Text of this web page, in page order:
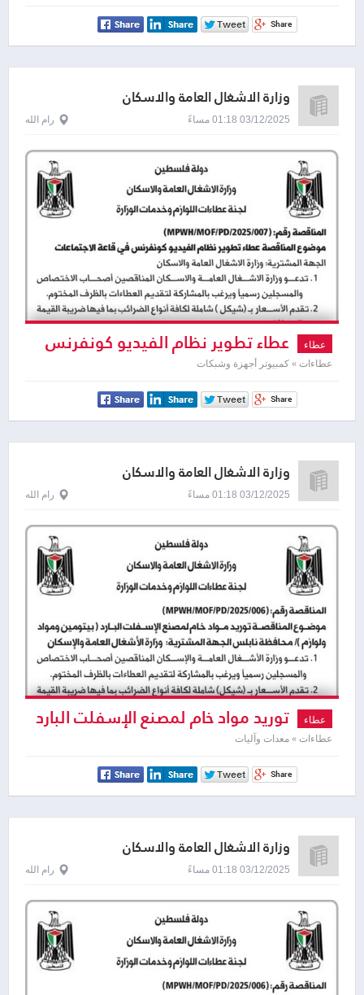
وزارة الاشغال العامة والاسكان
03/12/2025 01:18 مساءً رام الله
عطاء عطاء تطوير نظام الفيديو كونفرنس
عطاءات » كمبيوتر أجهزة وشبكات
وزارة الاشغال العامة والاسكان
03/12/2025 01:18 مساءً رام الله
عطاء توريد مواد خام لمصنع الإسفلت البارد
( بيتومين ومواد ولوازم )
عطاءات » معدات وآليات
وزارة الاشغال العامة والاسكان
03/12/2025 01:18 مساءً رام الله